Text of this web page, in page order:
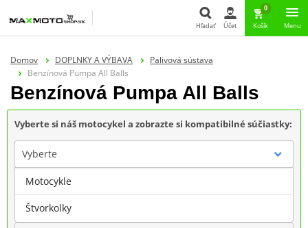
Hľadať Účet
0
Košík Menu
Domov DOPLNKY A VÝBAVA
Palivová sústava
Benzínová Pumpa All Balls
Benzínová Pumpa All Balls
Vyberte si náš motocykel a zobrazte si kompatibilné súčiastky:
Vyberte
Značka
Motocykle
Štvorkolky